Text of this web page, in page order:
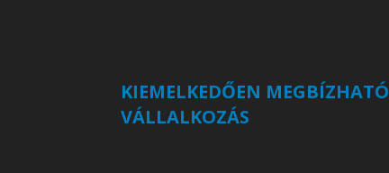
KIEMELKEDŐEN MEGBÍZHATÓ
VÁLLALKOZÁS